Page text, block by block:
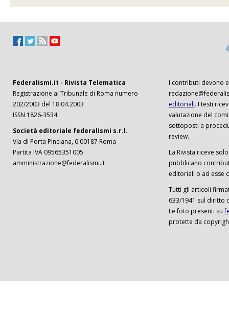
Federalismi.it - Rivista Telematica
Registrazione al Tribunale di Roma numero
202/2003 del 18.04.2003
ISSN 1826-3534
Società editoriale federalismi s.r.l.
Via di Porta Pinciana, 6 00187 Roma
Partita IVA 09565351005
amministrazione@federalismi.it
I contributi devono
editoriali. I testi
valutazione del
sottoposti a
review.
La Rivista riceve
pubblicano
editoriali o ad esse
Tutti gli articoli
633/1941 sul diritto
Le foto presenti su
protette da